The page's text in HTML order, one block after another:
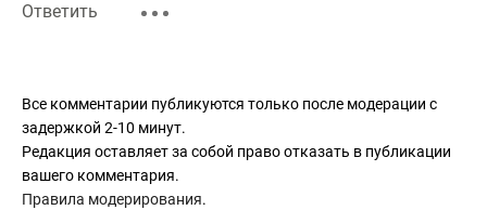
Ответить
Все комментарии публикуются только после модерации с
задержкой 2-10 минут.
Редакция оставляет за собой право отказать в публикации
вашего комментария.
Правила модерирования.